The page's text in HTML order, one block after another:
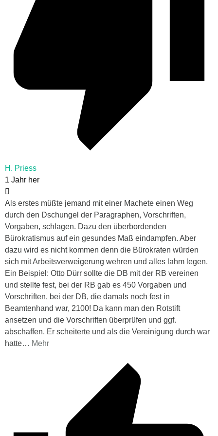
H. Priess
1 Jahr her
Als erstes müßte jemand mit einer Machete einen Weg
durch den Dschungel der Paragraphen, Vorschriften,
Vorgaben, schlagen. Dazu den überbordenden
Bürokratismus auf ein gesundes Maß eindampfen. Aber
dazu wird es nicht kommen denn die Bürokraten würden
sich mit Arbeitsverweigerung wehren und alles lahm legen.
Ein Beispiel: Otto Dürr sollte die DB mit der RB vereinen
und stellte fest, bei der RB gab es 450 Vorgaben und
Vorschriften, bei der DB, die damals noch fest in
Beamtenhand war, 2100! Da kann man den Rotstift
ansetzen und die Vorschriften überprüfen und ggf.
abschaffen. Er scheiterte und als die Vereinigung durch war
hatte… Mehr